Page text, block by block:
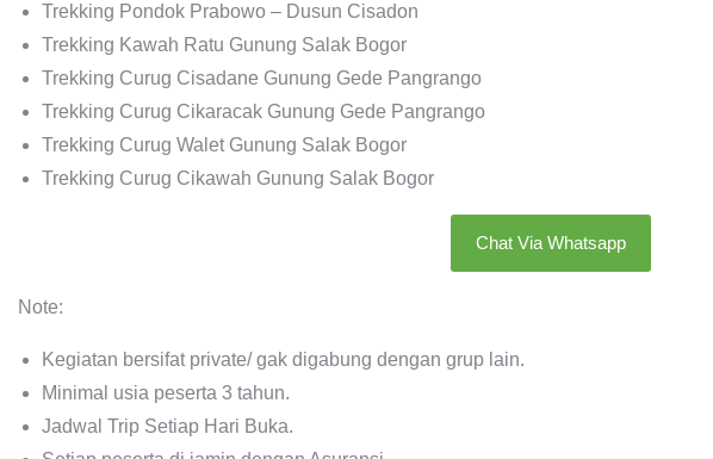
Trekking Pondok Prabowo – Dusun Cisadon
Trekking Kawah Ratu Gunung Salak Bogor
Trekking Curug Cisadane Gunung Gede Pangrango
Trekking Curug Cikaracak Gunung Gede Pangrango
Trekking Curug Walet Gunung Salak Bogor
Trekking Curug Cikawah Gunung Salak Bogor
Chat Via Whatsapp
Note:
Kegiatan bersifat private/ gak digabung dengan grup lain.
Minimal usia peserta 3 tahun.
Jadwal Trip Setiap Hari Buka.